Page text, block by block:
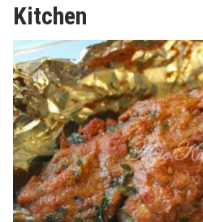
Kitchen